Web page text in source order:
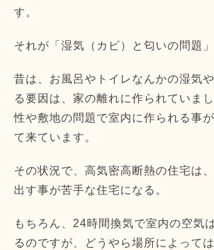
す。
それが「湿気（カビ）と匂いの問題」
昔は、お風呂やトイレなんかの湿気
る要因は、 家の離れに作られていまし
性や敷地の問題で室内に作られる事
て来ています。
その状況で、高気密高断熱の住宅は、
出す事が苦手な住宅になる。
もちろん、24時間換気で室内の空気
るのですが、
どうやら場所によって